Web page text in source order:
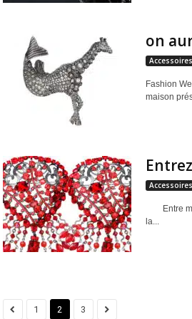
e
o
f
on
Accessoires
Fashion
maison
Accessoires
Entre
la...
1 2 3